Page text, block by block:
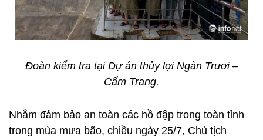
Đoàn kiểm tra tại Dự án thủy lợi Ngàn Trươi –
Cẩm Trang.
Nhằm đảm bảo an toàn các hồ đập trong toàn tỉnh
trong mùa mưa bão, chiều ngày 25/7, Chủ tịch